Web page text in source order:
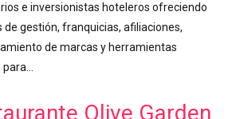
e inversionistas hoteleros ofreciendo
de gestión, franquicias, afiliaciones,
de marcas y herramientas
Olive Garden